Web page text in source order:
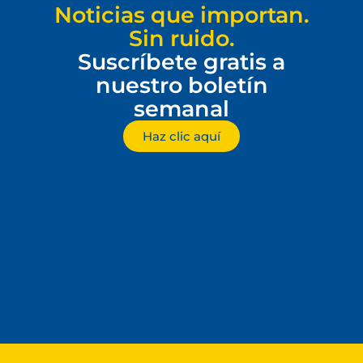
Noticias que importan.
Sin ruido.
Suscríbete gratis a
nuestro boletín
semanal
Haz clic aquí